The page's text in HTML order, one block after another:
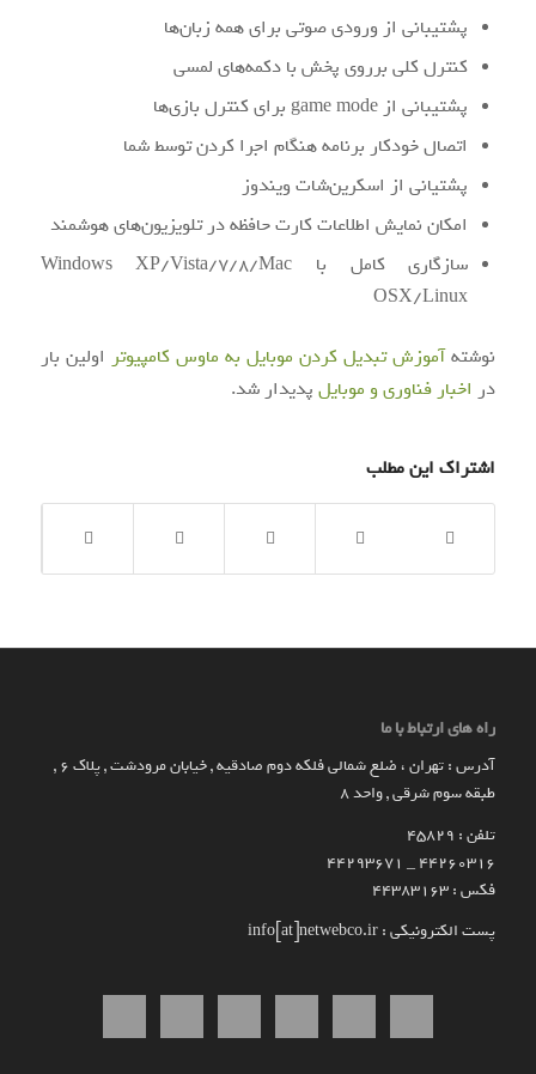
پشتیبانی از ورودی صوتی برای همه زبان‌ها
کنترل کلی برروی پخش با دکمه‌های لمسی
پشتیبانی از game mode برای کنترل بازی‌ها
اتصال خودکار برنامه هنگام اجرا کردن توسط شما
پشتیانی از اسکرین‌شات ویندوز
امکان نمایش اطلاعات کارت حافظه در تلویزیون‌های هوشمند
سازگاری کامل با Windows XP/Vista/7/8/Mac
OSX/Linux
نوشتهآموزش تبدیل کردن موبایل به ماوس کامپیوتر اولین بار
در اخبار فناوری و موبایلپدیدار شد.
اشتراک این مطلب
راه های ارتباط با ما
آدرس : تهران ، ضلع شمالی فلکه دوم صادقیه , خیابان مرودشت , پلاک ۶ ,
طبقه سوم شرقی , واحد ۸
تلفن : 45829
۴۴۲۶۰۳۱۶ _ 44293671
فکس : 44383163
پست الکترونیکی : info[at]netwebco.ir